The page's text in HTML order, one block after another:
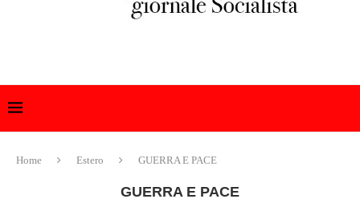
Home Estero GUERRA E PACE
GUERRA E PACE